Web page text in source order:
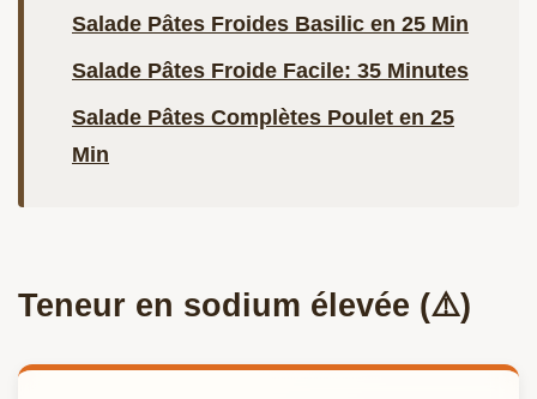
Salade Pâtes Froides Basilic en 25 Min
Salade Pâtes Froide Facile: 35 Minutes
Salade Pâtes Complètes Poulet en 25
Min
Teneur en sodium élevée (⚠️)